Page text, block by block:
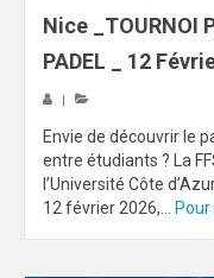
AFFICHES
PALMARÈS
Nice _TOURNOI
PADEL _ 12
|
Envie de découvrir le
entre étudiants ? La
l’Université Côte
12 février 2026,...